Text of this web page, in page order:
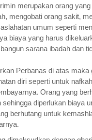
merupakan orang
mengobati orang sakit,
umum seperti
biaya yang harus
sarana ibadah dan
Perbanas di atas
diri seperti untuk
Orang yang
sehingga diperlukan biaya
berhutang untuk